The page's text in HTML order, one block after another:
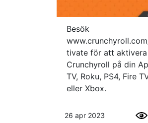
Besök
tivate för att aktivera
Crunchyroll på din
TV, Roku, PS4, Fire
eller Xbox.
26 apr 2023